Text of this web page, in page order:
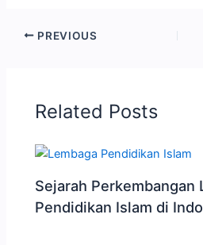
PREVIOUS
Related Posts
Sejarah Perkembangan
Pendidikan Islam di